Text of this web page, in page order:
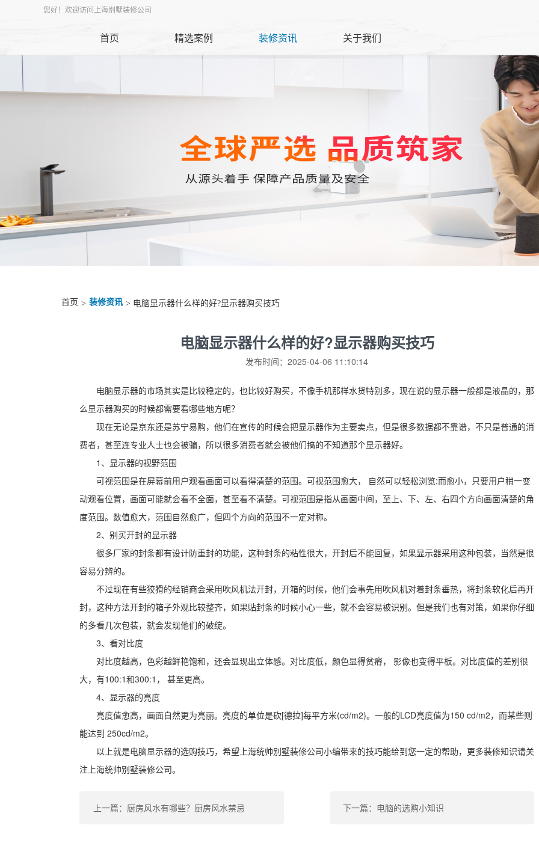
您好！欢迎访问上海别墅装修公司
首页 精选案例 装修资讯 关于我们
首页 > 装修资讯 > 电脑显示器什么样的好?显示器购买技巧
电脑显示器什么样的好?显示器购买技巧
发布时间：2025-04-06 11:10:14
电脑显示器的市场其实是比较稳定的，也比较好购买，不像手机那样水货特别多，现在说的显示器一般都是液晶的，那
么显示器购买的时候都需要看哪些地方呢？
现在无论是京东还是苏宁易购，他们在宣传的时候会把显示器作为主要卖点，但是很多数据都不靠谱，不只是普通的消
费者，甚至连专业人士也会被骗，所以很多消费者就会被他们搞的不知道那个显示器好。
1、显示器的视野范围
可视范围是在屏幕前用户观看画面可以看得清楚的范围。可视范围愈大， 自然可以轻松浏览;而愈小，只要用户稍一变
动观看位置，画面可能就会看不全面，甚至看不清楚。可视范围是指从画面中间，至上、下、左、右四个方向画面清楚的角
度范围。数值愈大，范围自然愈广，但四个方向的范围不一定对称。
2、别买开封的显示器
很多厂家的封条都有设计防重封的功能，这种封条的粘性很大，开封后不能回复，如果显示器采用这种包装，当然是很
容易分辨的。
不过现在有些狡猾的经销商会采用吹风机法开封，开箱的时候，他们会事先用吹风机对着封条垂热，将封条软化后再开
封，这种方法开封的箱子外观比较整齐，如果贴封条的时候小心一些，就不会容易被识别。但是我们也有对策，如果你仔细
的多看几次包装，就会发现他们的破绽。
3、看对比度
对比度越高，色彩越鲜艳饱和，还会显现出立体感。对比度低，颜色显得贫瘠， 影像也变得平板。对比度值的差别很
大，有100:1和300:1， 甚至更高。
4、显示器的亮度
亮度值愈高，画面自然更为亮丽。亮度的单位是砍[德拉]每平方米(cd/m2)。一般的LCD亮度值为150 cd/m2，而某些则
能达到 250cd/m2。
以上就是电脑显示器的选购技巧，希望上海统帅别墅装修公司小编带来的技巧能给到您一定的帮助，更多装修知识请关
注上海统帅别墅装修公司。
上一篇：厨房风水有哪些？厨房风水禁忌 下一篇：电脑的选购小知识